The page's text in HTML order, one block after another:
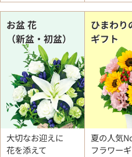
お盆 花
（新盆・初盆）
大切なお迎えに
花を添えて
ひまわり
ギフト
夏の人気
フラワー